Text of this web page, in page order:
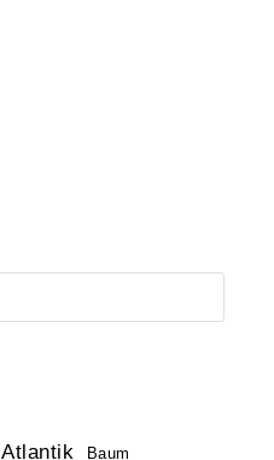
Atlantik Baum